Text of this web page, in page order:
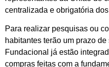
centralizada e obrigatória
Para realizar pesquisas ou
habitantes terão um prazo
Fundacional já estão
compras feitas com a